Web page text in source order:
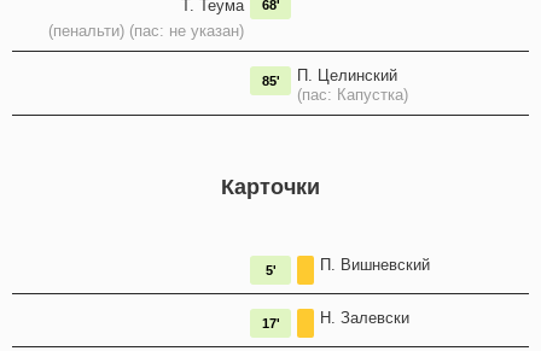
Т. Теума
(пенальти) (пас: не указан)
68'
П. Целинский
(пас: Капустка)
85'
Карточки
П. Вишневский
5'
Н. Залевски
17'